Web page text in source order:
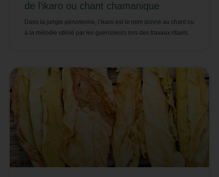
de l’ikaro ou chant chamanique
Dans la jungle péruvienne, l’ikaro est le nom donné au chant ou
à la mélodie utilisé par les guérisseurs lors des travaux rituels.